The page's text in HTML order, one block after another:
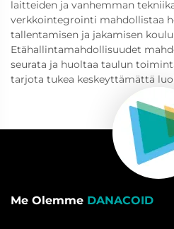
laitteiden ja vanhemman
verkkointegrointi mahdollistaa
tallentamisen ja jakamisen
Etähallintamahdollisuudet
seurata ja huoltaa taulun
tarjota tukea keskeyttämättä
Me Olemme DANACOID